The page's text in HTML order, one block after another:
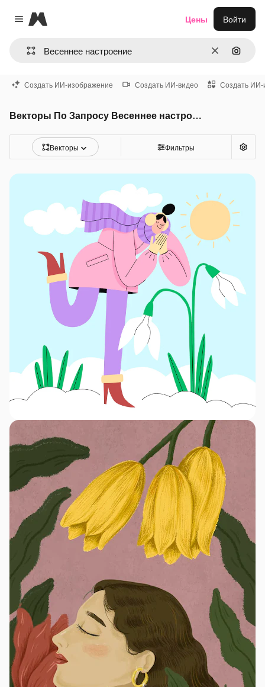
Close menu
Magnific
ОчиститьПоиск
Цены Войти
Создать ИИ-изображение Создать ИИ-видео Создать ИИ-
Векторы По Запросу Весеннее настроение
Векторы Фильтры